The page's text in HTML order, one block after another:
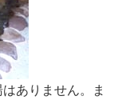
ありません。ま